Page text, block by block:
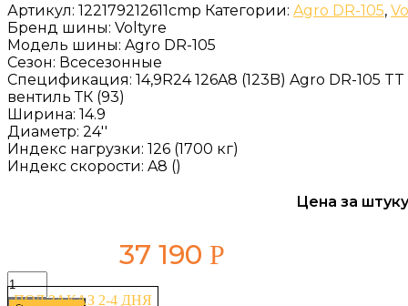
Артикул: 122179212611cmp Категории: Agro DR-105,
Бренд шины: Voltyre
Модель шины: Agro DR-105
Сезон: Всесезонные
Спецификация: 14,9R24 126A8 (123B) Agro DR-105
вентиль ТК (93)
Ширина: 14.9
Диаметр: 24''
Индекс нагрузки: 126 (1700 кг)
Индекс скорости: A8 ()
Цена за
37 190 Р
ПОД ЗАКАЗ 2-4 ДНЯ
Количество
товара